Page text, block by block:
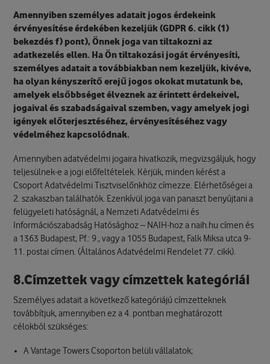
Amennyiben személyes adatait jogos érdekeink
érvényesítése érdekében kezeljük (GDPR 6. cikk (1)
bekezdés f) pont), Önnek joga van tiltakozni az
adatkezelés ellen. Ha Ön tiltakozási jogát érvényesíti,
személyes adatait a továbbiakban nem kezeljük, kivéve,
ha olyan kényszerítő erejű jogos okokat mutatunk be,
amelyek elsőbbséget élveznek az érintett érdekeivel,
jogaival és szabadságaival szemben, vagy amelyek jogi
igények előterjesztéséhez, érvényesítéséhez vagy
védelméhez kapcsolódnak.
Amennyiben adatvédelmi jogaira hivatkozik, megvizsgáljuk, hogy
teljesülnek-e a jogi előfeltételek. Kérjük, minden kérést a
Csoport Adatvédelmi Tisztviselőnkhöz címezze. Elérhetőségei a
2. szakaszban találhatók. Ezenkívül joga van panaszt benyújtani a
felügyeleti hatóságnál, a Nemzeti Adatvédelmi és
Információszabadság Hatósághoz – NAIH-hoz a naih.hu címen és
a 1363 Budapest, Pf.: 9., vagy a 1055 Budapest, Falk Miksa utca 9-
11. postai címen. (Általános Adatvédelmi Rendelet 77. cikk).
8.Címzettek vagy címzettek kategóriái
Személyes adatait a következő kategóriájú címzetteknek
továbbítjuk, amennyiben ez a 4. pontban meghatározott
célokból szükséges:
A Vantage Towers Csoporton belüli vállalatok;